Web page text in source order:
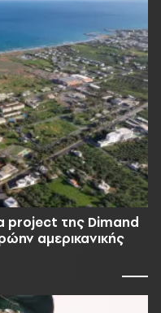
project της Dimand
αμερικανικής